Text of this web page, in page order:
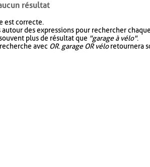
résultat
est correcte.
des expressions pour rechercher
plus de résultat que "garage à vélo".
avec OR. garage OR véloretournera